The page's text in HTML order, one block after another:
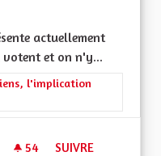
actuellement
votent et on n'y...
: Les solidarités, les soins
l'implication
54 54 ABONNÉS
SUIVRE